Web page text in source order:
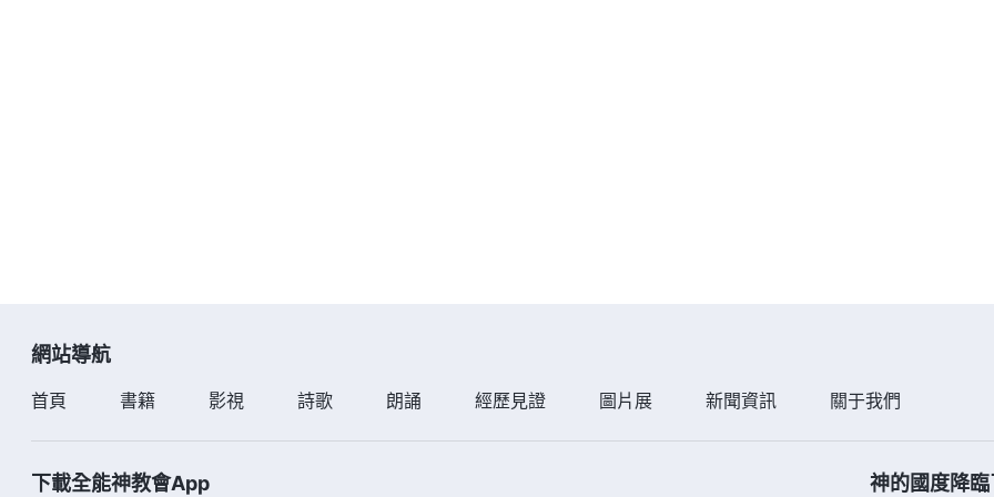
網站導航
首頁 書籍 影視 詩歌 朗誦 經歷見證 圖片展 新聞資訊 關于我們
下載全能神教會App 神的國度降臨